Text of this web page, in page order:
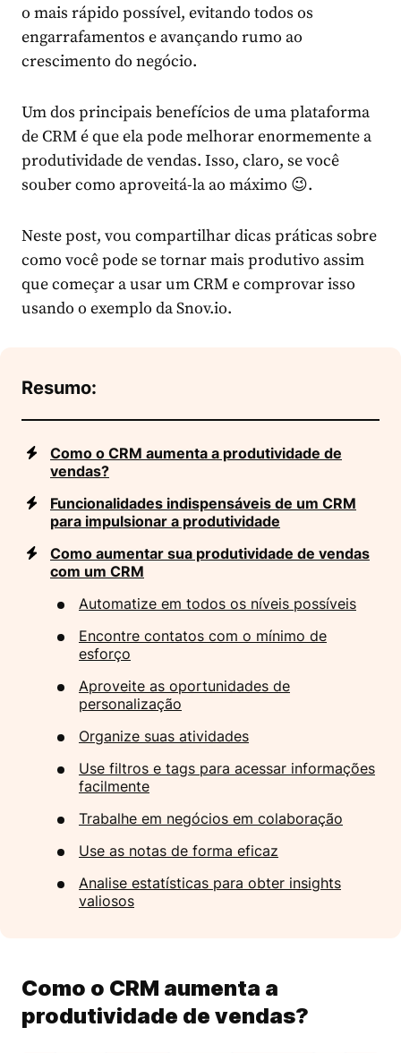
o mais rápido possível, evitando todos os
engarrafamentos e avançando rumo ao
crescimento do negócio.
Um dos principais benefícios de uma plataforma
de CRM é que ela pode melhorar enormemente a
produtividade de vendas. Isso, claro, se você
souber como aproveitá-la ao máximo 😉.
Neste post, vou compartilhar dicas práticas sobre
como você pode se tornar mais produtivo assim
que começar a usar um CRM e comprovar isso
usando o exemplo da Snov.io.
Resumo:
Como o CRM aumenta a produtividade de
vendas?
Funcionalidades indispensáveis de um CRM
para impulsionar a produtividade
Como aumentar sua produtividade de vendas
com um CRM
Automatize em todos os níveis possíveis
Encontre contatos com o mínimo de
esforço
Aproveite as oportunidades de
personalização
Organize suas atividades
Use filtros e tags para acessar informações
facilmente
Trabalhe em negócios em colaboração
Use as notas de forma eficaz
Analise estatísticas para obter insights
valiosos
Como o CRM aumenta a
produtividade de vendas?